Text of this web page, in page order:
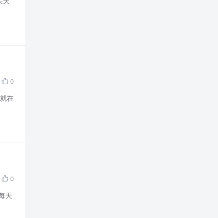
 0
在
 0
天